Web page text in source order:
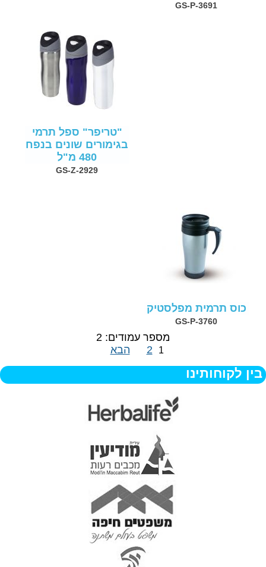
GS-P-3691
"טריפר" ספל תרמי
בגימורים שונים בנפח
480 מ"ל
GS-Z-2929
כוס תרמית מפלסטיק
GS-P-3760
מספר עמודים: 2
1
2 הבא
בין לקוחותינו